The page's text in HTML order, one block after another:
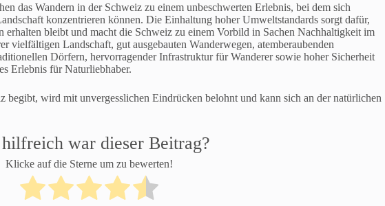
das Wandern in der Schweiz zu einem unbeschwerten Erlebnis, bei dem sich
konzentrieren können. Die Einhaltung hoher Umweltstandards sorgt dafür,
erhalten bleibt und macht die Schweiz zu einem Vorbild in Sachen Nachhaltigkeit im
vielfältigen Landschaft, gut ausgebauten Wanderwegen, atemberaubenden
Dörfern, hervorragender Infrastruktur für Wanderer sowie hoher Sicherheit
Erlebnis für Naturliebhaber.
begibt, wird mit unvergesslichen Eindrücken belohnt und kann sich an der natürlichen
war dieser Beitrag?
Klicke auf die Sterne um zu bewerten!